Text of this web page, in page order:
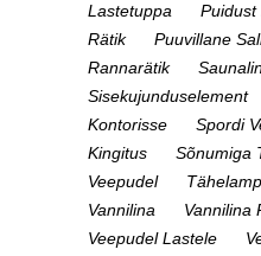
Lastetuppa
Puidust
Rätik
Puuvillane
Rannarätik
Sisekujunduselement
Kontorisse
Spordi
Kingitus
Sõnumiga
Veepudel
Tähelamp
Vannilina
Vannilina
Veepudel Lastele